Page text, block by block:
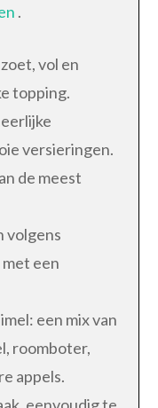
.
vol en
topping.
versieringen.
de meest
volgens
een
een mix van
roomboter,
appels.